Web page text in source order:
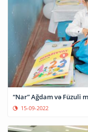
“Nar” Ağdam və Füzuli
15-09-2022